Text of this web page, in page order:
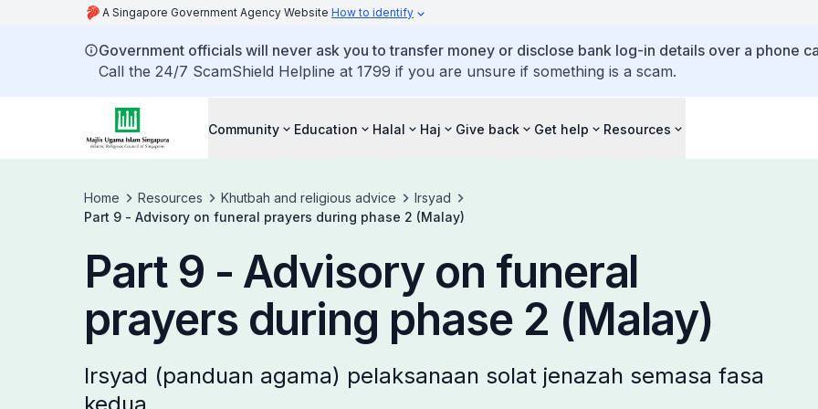
A Singapore Government Agency Website How to identify
Government officials will never ask you to transfer money or disclose bank log-in details over a phone
Call the 24/7 ScamShield Helpline at 1799 if you are unsure if something is a scam.
Community Education Halal Haj Give back Get help Resources
Home Resources Khutbah and religious advice
Irsyad
Part 9 - Advisory on funeral prayers during phase 2 (Malay)
Part 9 - Advisory on funeral
prayers during phase 2 (Malay)
Irsyad (panduan agama) pelaksanaan solat jenazah semasa fasa